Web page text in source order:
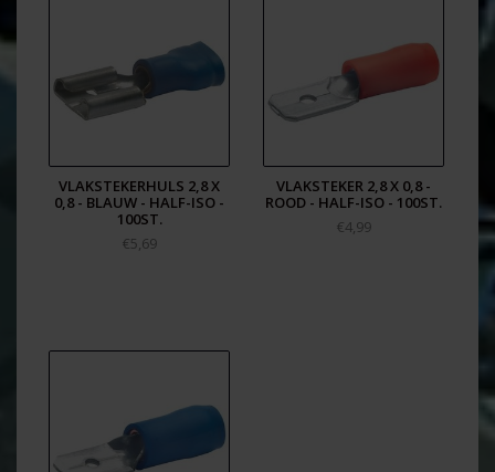
VLAKSTEKERHULS 2,8 X
0,8 - BLAUW - HALF-ISO -
100ST.
€5,69
VLAKSTEKER 2,8 X 0,8 -
ROOD - HALF-ISO - 100ST.
€4,99